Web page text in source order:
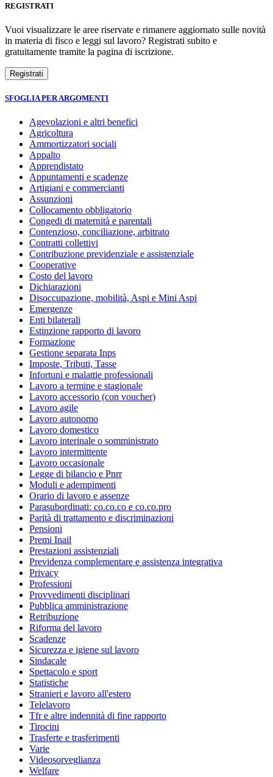
REGISTRATI
Vuoi visualizzare le aree riservate e rimanere aggiornato sulle novità
in materia di fisco e leggi sul lavoro? Registrati subito e
gratuitamente tramite la pagina di iscrizione.
SFOGLIA PER ARGOMENTI
Agevolazioni e altri benefici
Agricoltura
Ammortizzatori sociali
Appalto
Apprendistato
Appuntamenti e scadenze
Artigiani e commercianti
Assunzioni
Collocamento obbligatorio
Congedi di maternità e parentali
Contenzioso, conciliazione, arbitrato
Contratti collettivi
Contribuzione previdenziale e assistenziale
Cooperative
Costo del lavoro
Dichiarazioni
Disoccupazione, mobilità, Aspi e Mini Aspi
Emergenze
Enti bilaterali
Estinzione rapporto di lavoro
Formazione
Gestione separata Inps
Imposte, Tributi, Tasse
Infortuni e malattie professionali
Lavoro a termine e stagionale
Lavoro accessorio (con voucher)
Lavoro agile
Lavoro autonomo
Lavoro domestico
Lavoro interinale o somministrato
Lavoro intermittente
Lavoro occasionale
Legge di bilancio e Pnrr
Moduli e adempimenti
Orario di lavoro e assenze
Parasubordinati: co.co.co e co.co.pro
Parità di trattamento e discriminazioni
Pensioni
Premi Inail
Prestazioni assistenziali
Previdenza complementare e assistenza integrativa
Privacy
Professioni
Provvedimenti disciplinari
Pubblica amministrazione
Retribuzione
Riforma del lavoro
Scadenze
Sicurezza e igiene sul lavoro
Sindacale
Spettacolo e sport
Statistiche
Stranieri e lavoro all'estero
Telelavoro
Tfr e altre indennità di fine rapporto
Tirocini
Trasferte e trasferimenti
Varie
Videosorveglianza
Welfare